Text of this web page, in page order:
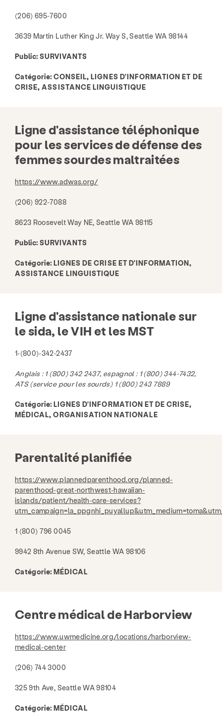
(206) 695-7600
3639 Martin Luther King Jr. Way S, Seattle WA 98144
Public: SURVIVANTS
Catégorie: CONSEIL, LIGNES D'INFORMATION ET DE
CRISE, ASSISTANCE LINGUISTIQUE
Ligne d'assistance téléphonique
pour les services de défense des
femmes sourdes maltraitées
https://www.adwas.org/
(206) 922-7088
8623 Roosevelt Way NE, Seattle WA 98115
Public: SURVIVANTS
Catégorie: LIGNES DE CRISE ET D'INFORMATION,
ASSISTANCE LINGUISTIQUE
Ligne d'assistance nationale sur
le sida, le VIH et les MST
1-(800)-342-2437
Anglais : 1 (800) 342 2437, espagnol : 1 (800) 344-7432,
ATS (service pour les sourds) 1 (800) 243 7889
Catégorie: LIGNES D'INFORMATION ET DE CRISE,
MÉDICAL, ORGANISATION NATIONALE
Parentalité planifiée
https://www.plannedparenthood.org/planned-
parenthood-great-northwest-hawaiian-
islands/patient/health-care-services?
1 (800) 796 0045
9942 8th Avenue SW, Seattle WA 98106
Catégorie: MÉDICAL
Centre médical de Harborview
https://www.uwmedicine.org/locations/harborview-
medical-center
(206) 744 3000
325 9th Ave, Seattle WA 98104
Catégorie: MÉDICAL